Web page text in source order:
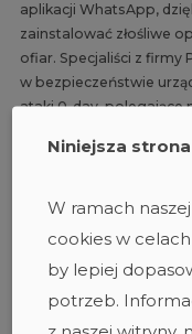
aplikacji WhatsApp,
zainstalować złośliwe
ofiar. Specjaliści z firmy
w bezpieczeństwie
ataki 0-day, polegające
cały czas pozostają
Niniejsza
W ramach
cookies w
by lepiej
potrzeb.